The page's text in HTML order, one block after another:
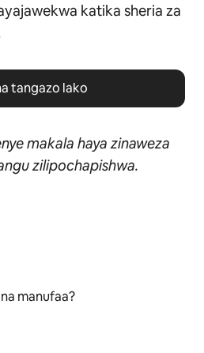
katika sheria za
tangazo lako
makala haya zinaweza
zilipochapishwa.
manufaa?